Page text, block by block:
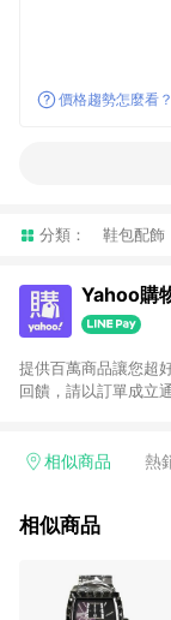
價格趨勢怎麼看？
分類： 鞋包配飾
Yahoo購
提供百萬商品讓您超
回饋，請以訂單成立通知為準 1. 請注意以下品
電玩/遊戲/相機/單
的購回饋活動享
3. 訂單回饋金額將
價券等虛擬貨幣折抵
相似商品 熱
相似商品